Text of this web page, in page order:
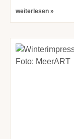
weiterlesen »